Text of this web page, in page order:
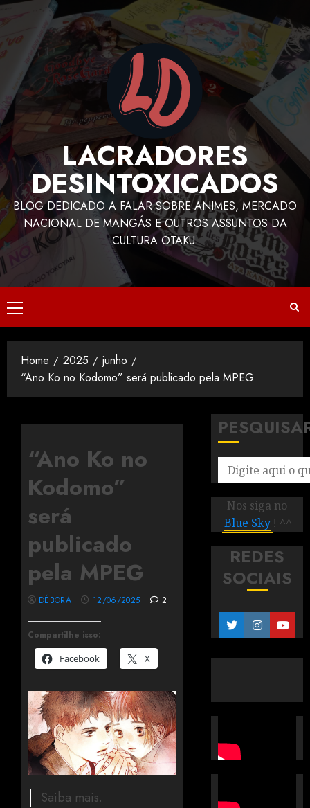
LACRADORES
DESINTOXICADOS
BLOG DEDICADO A FALAR SOBRE ANIMES, MERCADO
NACIONAL DE MANGÁS E OUTROS ASSUNTOS DA
CULTURA OTAKU.
Home 2025
junho
“Ano Ko no Kodomo” será publicado pela MPEG
“Ano Ko no
Kodomo”
será
publicado
pela MPEG
Compartilhe isso:
Facebook
X
DÉBORA 12/06/2025 2
Saiba mais.
Nos siga no
Blue Sky ! ^^
REDES
SOCIAIS